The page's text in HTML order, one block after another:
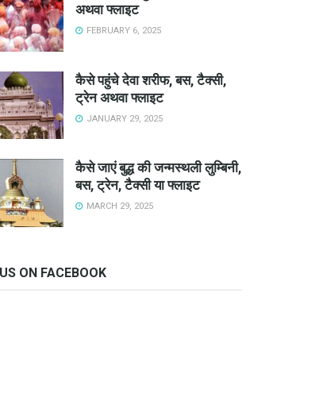
और मुंबई आईअाईटी के बीच अनुबंध करार हुआ है।
the country in the fastest and most cost­
की सहायता राशि देने और इसके तहत 10 करोड़ स्कूली बच्चों को सोलर लैम्प उपलब्ध
अथवा फ्लाइट
FEBRUARY 6, 2025
कैसे पहुंचे देवा शरीफ, बस, टैक्सी,
ट्रेन अथवा फ्लाइट
JANUARY 29, 2025
कैसे जाएं बुद्ध की जन्मस्थली लुम्बिनी,
बस, ट्रेन, टैक्सी या फ्लाइट
MARCH 29, 2025
ON FACEBOOK